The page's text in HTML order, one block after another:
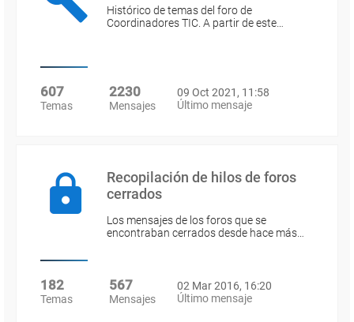
Histórico de temas del foro de
Coordinadores TIC. A partir de este…
607
Temas
2230
Mensajes
09 Oct 2021, 11:58
Último mensaje
Recopilación de hilos de foros
cerrados
Los mensajes de los foros que se
encontraban cerrados desde hace más…
182
Temas
567
Mensajes
02 Mar 2016, 16:20
Último mensaje